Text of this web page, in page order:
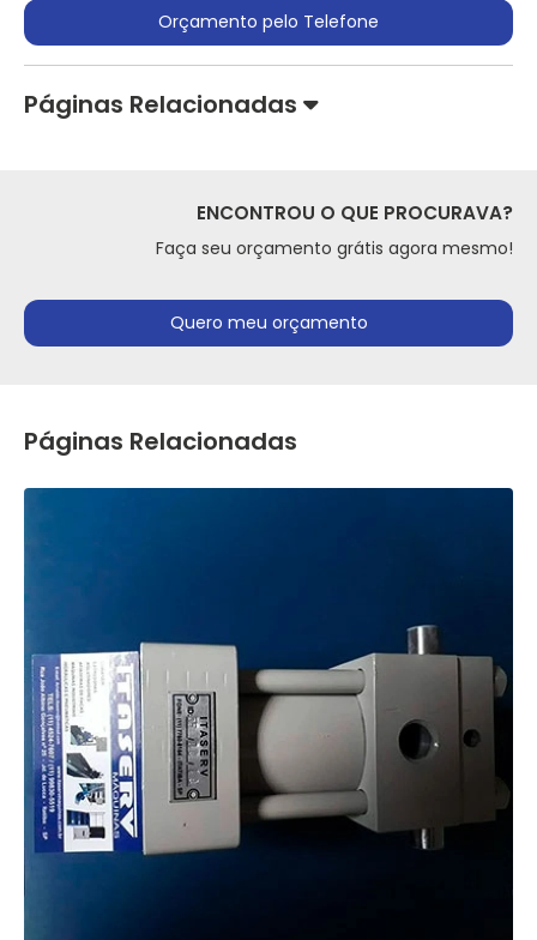
Orçamento pelo Telefone
Páginas Relacionadas
ENCONTROU O QUE PROCURAVA?
Faça seu orçamento grátis agora mesmo!
Quero meu orçamento
Páginas Relacionadas